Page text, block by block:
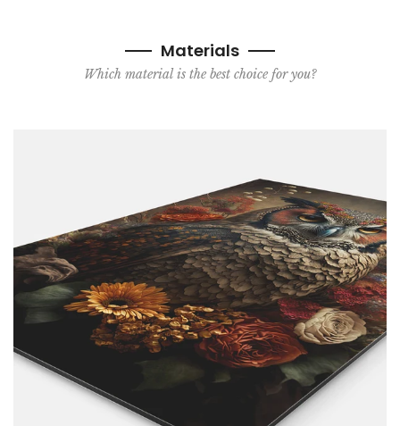
Materials
Which material is the best choice for you?